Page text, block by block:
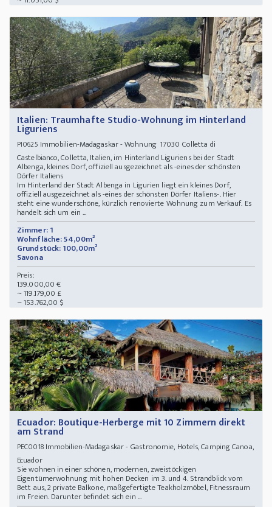
Italien: Traumhafte Studio-Wohnung im Hinterland
Liguriens
PI0625 Immobilien-Madagaskar - Wohnung 17030 Colletta di
Castelbianco, Colletta, Italien, im Hinterland Liguriens bei der Stadt
Albenga, kleines Dorf, offiziell ausgezeichnet als -eines der schönsten
Dörfer Italiens
Im Hinterland der Stadt Albenga in Ligurien liegt ein kleines Dorf,
offiziell ausgezeichnet als -eines der schönsten Dörfer Italiens-. Hier
steht eine wunderschöne, kürzlich renovierte Wohnung zum Verkauf. Es
handelt sich um ein ...
Zimmer: 1
Wohnfläche: 54,00m²
Grundstück: 100,00m²
Savona
Preis:
139.000,00 €
~ 119.179,00 £
~ 153.762,00 $
Ecuador: Boutique-Herberge mit 10 Zimmern direkt
am Strand
PEC0018Immobilien-Madagaskar - Gastronomie, Hotels, Camping Canoa,
Ecuador
Sie wohnen in einer schönen, modernen, zweistöckigen
Eigentümerwohnung mit hohen Decken im 3. und 4. Strandblick vom
Bett aus, 2 private Balkone, maßgefertigte Teakholzmöbel, Fitnessraum
im Freien. Darunter befindet sich ein ...